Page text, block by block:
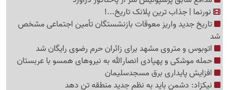
نورنما | جذاب ترین پلانک تاریخ...!
تاریخ جدید واریز معوقات بازنشستگان تأمین اجتماعی مشخص
شد
اتوبوس و متروی مشهد برای زائران حرم رضوی رایگان شد
حمله موشکی و پهپادی انصارالله به نیروهای همسو با عربستان
افزایش پایداری برق مسجدسلیمان
نیکزاد: دشمن باید به نظم جدید منطقه تن دهد